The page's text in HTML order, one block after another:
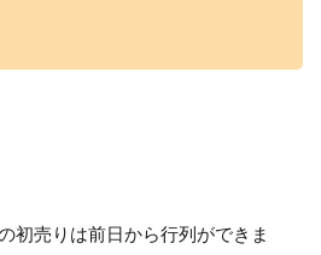
初売りは前日から行列ができま